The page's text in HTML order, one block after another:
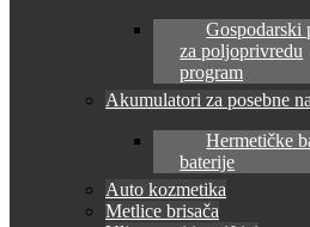
Gospodarski
za poljoprivredu
program
Akumulatori za posebne
Hermetičke
baterije
Auto kozmetika
Metlice brisača